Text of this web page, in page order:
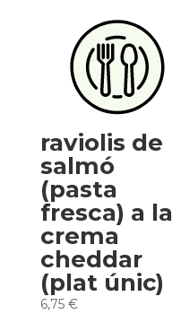
raviolis de
salmó
(pasta
fresca) a la
crema
cheddar
(plat únic)
6,75 €